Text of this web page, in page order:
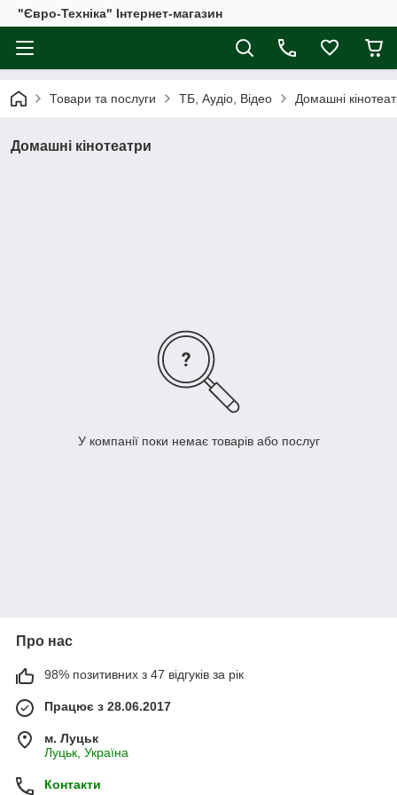
"Євро-Техніка" Інтернет-магазин
Товари та послуги ТБ, Аудіо, Відео Домашні
Домашні кінотеатри
У компанії поки немає товарів або послуг
Про нас
98% позитивних з 47 відгуків за рік
Працює з 28.06.2017
м. Луцьк
Луцьк, Україна
Контакти